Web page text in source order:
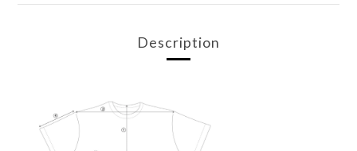
Description